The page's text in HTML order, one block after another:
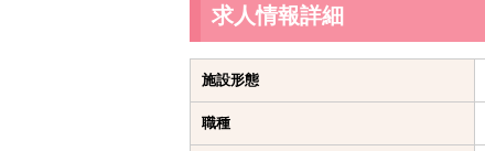
求人情報詳細
施設形態
職種